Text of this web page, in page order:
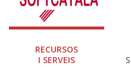
RECURSOS
I SERVEIS